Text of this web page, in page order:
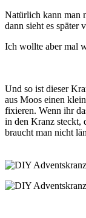
Natürlich kann man
dann sieht es später
Ich wollte aber mal
Und so ist dieser
aus Moos einen
fixieren. Wenn ihr
in den Kranz steckt,
braucht man nicht